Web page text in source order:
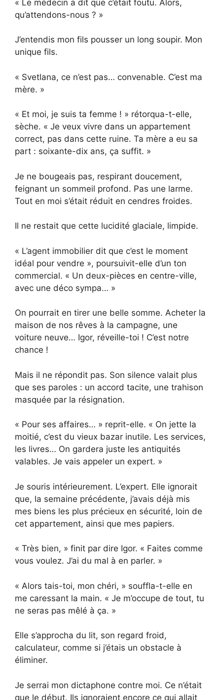
« Le médecin a dit que c’était foutu. Alors,
qu’attendons-nous ? »
J’entendis mon fils pousser un long soupir. Mon
unique fils.
« Svetlana, ce n’est pas… convenable. C’est ma
mère. »
« Et moi, je suis ta femme ! » rétorqua-t-elle,
sèche. « Je veux vivre dans un appartement
correct, pas dans cette ruine. Ta mère a eu sa
part : soixante-dix ans, ça suffit. »
Je ne bougeais pas, respirant doucement,
feignant un sommeil profond. Pas une larme.
Tout en moi s’était réduit en cendres froides.
Il ne restait que cette lucidité glaciale, limpide.
« L’agent immobilier dit que c’est le moment
idéal pour vendre », poursuivit-elle d’un ton
commercial. « Un deux-pièces en centre-ville,
avec une déco sympa… »
On pourrait en tirer une belle somme. Acheter la
maison de nos rêves à la campagne, une
voiture neuve… Igor, réveille-toi ! C’est notre
chance !
Mais il ne répondit pas. Son silence valait plus
que ses paroles : un accord tacite, une trahison
masquée par la résignation.
« Pour ses affaires… » reprit-elle. « On jette la
moitié, c’est du vieux bazar inutile. Les services,
les livres… On gardera juste les antiquités
valables. Je vais appeler un expert. »
Je souris intérieurement. L’expert. Elle ignorait
que, la semaine précédente, j’avais déjà mis
mes biens les plus précieux en sécurité, loin de
cet appartement, ainsi que mes papiers.
« Très bien, » finit par dire Igor. « Faites comme
vous voulez. J’ai du mal à en parler. »
« Alors tais-toi, mon chéri, » souffla-t-elle en
me caressant la main. « Je m’occupe de tout, tu
ne seras pas mêlé à ça. »
Elle s’approcha du lit, son regard froid,
calculateur, comme si j’étais un obstacle à
éliminer.
Je serrai mon dictaphone contre moi. Ce n’était
que le début. Ils ignoraient encore ce qui allait